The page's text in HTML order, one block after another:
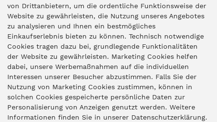
Zentrale Idar-Oberstein
Partner-Stores
"Deko 409" Bernkastel-Kues
Widerruf
Vertrag widerrufen
von Drittanbietern, um die ordentliche Funktionsweise der
Website zu gewährleisten, die Nutzung unseres Angebotes
zu analysieren und Ihnen ein bestmögliches
Einkaufserlebnis bieten zu können. Technisch notwendige
Cookies tragen dazu bei, grundlegende Funktionalitäten
der Website zu gewährleisten. Marketing Cookies helfen
dabei, unsere Werbemaßnahmen auf die individuellen
Interessen unserer Besucher abzustimmen. Falls Sie der
Nutzung von Marketing Cookies zustimmen, können in
solchen Cookies gespeicherte persönliche Daten zur
Personalisierung von Anzeigen genutzt werden. Weitere
Informationen finden Sie in unserer Datenschutzerklärung.